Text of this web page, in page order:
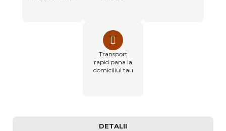
Transport
rapid pana la
domiciliul tau
DETALII